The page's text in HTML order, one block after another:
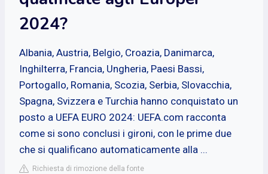
2024?
Albania, Austria, Belgio, Croazia, Danimarca,
Inghilterra, Francia, Ungheria, Paesi Bassi,
Portogallo, Romania, Scozia, Serbia, Slovacchia,
Spagna, Svizzera e Turchia hanno conquistato un
posto a UEFA EURO 2024: UEFA.com racconta
come si sono conclusi i gironi, con le prime due
che si qualificano automaticamente alla ...
Richiesta di rimozione della fonte